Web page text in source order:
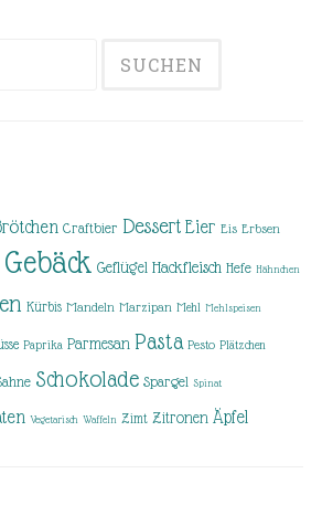
Craftbier Dessert Eier Eis Erbsen
Gebäck Geflügel Hackfleisch Hefe Hähnchen
Kürbis Mandeln Marzipan Mehl Mehlspeisen
Paprika Parmesan Pasta Pesto Plätzchen
Schokolade Spargel Spinat
Vegetarisch Waffeln Zimt Zitronen Äpfel